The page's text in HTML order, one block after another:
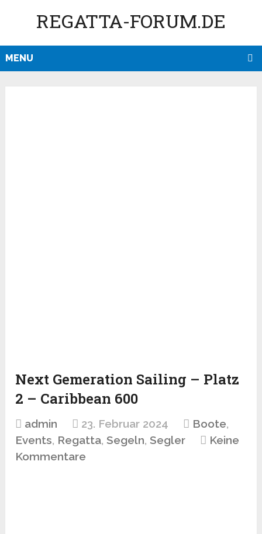
REGATTA-FORUM.DE
MENU
Next Gemeration Sailing – Platz
2 – Caribbean 600
admin 23. Februar 2024 Boote,
Events, Regatta,Segeln,Segler
Keine
Kommentare